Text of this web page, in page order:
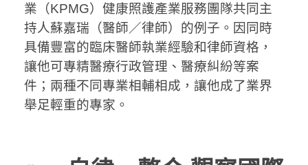
業（KPMG）健康照護產業服務團隊共同主
持人蘇嘉瑞（醫師／律師）的例子。因同時
具備豐富的臨床醫師執業經驗和律師資格，
讓他可專精醫療行政管理、醫療糾紛等案
件；兩種不同專業相輔相成，讓他成了業界
舉足輕重的專家。